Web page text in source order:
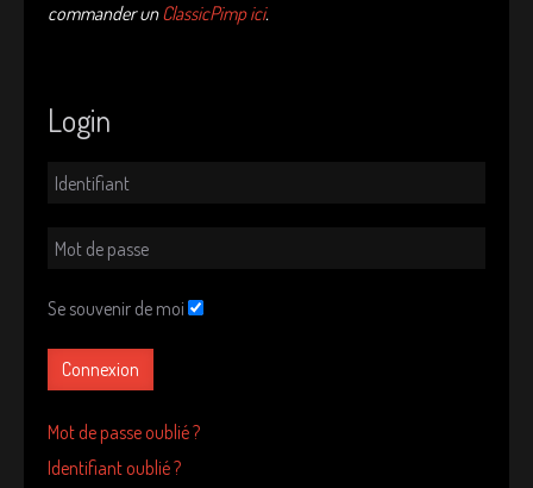
commander unClassicPimp ici.
Login
Se souvenir de moi
Connexion
Mot de passe oublié ?
Identifiant oublié ?